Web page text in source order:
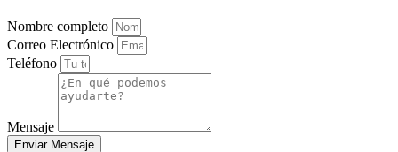
Nombre completo
Correo Electrónico
Teléfono
Mensaje
Enviar Mensaje